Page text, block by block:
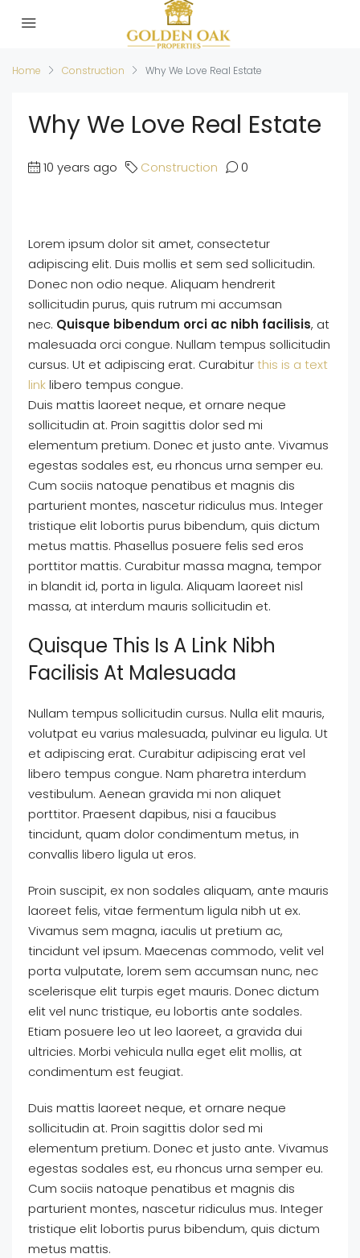
Home Construction Why We Love Real Estate
Why We Love Real Estate
10 years ago Construction 0
Lorem ipsum dolor sit amet, consectetur
adipiscing elit. Duis mollis et sem sed sollicitudin.
Donec non odio neque. Aliquam hendrerit
sollicitudin purus, quis rutrum mi accumsan
nec. Quisque bibendum orci ac nibh facilisis, at
malesuada orci congue. Nullam tempus sollicitudin
cursus. Ut et adipiscing erat. Curabiturthis is a text
linklibero tempus congue.
Duis mattis laoreet neque, et ornare neque
sollicitudin at. Proin sagittis dolor sed mi
elementum pretium. Donec et justo ante. Vivamus
egestas sodales est, eu rhoncus urna semper eu.
Cum sociis natoque penatibus et magnis dis
parturient montes, nascetur ridiculus mus. Integer
tristique elit lobortis purus bibendum, quis dictum
metus mattis. Phasellus posuere felis sed eros
porttitor mattis. Curabitur massa magna, tempor
in blandit id, porta in ligula. Aliquam laoreet nisl
massa, at interdum mauris sollicitudin et.
Quisque This Is A Link Nibh
Facilisis At Malesuada
Nullam tempus sollicitudin cursus. Nulla elit mauris,
volutpat eu varius malesuada, pulvinar eu ligula. Ut
et adipiscing erat. Curabitur adipiscing erat vel
libero tempus congue. Nam pharetra interdum
vestibulum. Aenean gravida mi non aliquet
porttitor. Praesent dapibus, nisi a faucibus
tincidunt, quam dolor condimentum metus, in
convallis libero ligula ut eros.
Proin suscipit, ex non sodales aliquam, ante mauris
laoreet felis, vitae fermentum ligula nibh ut ex.
Vivamus sem magna, iaculis ut pretium ac,
tincidunt vel ipsum. Maecenas commodo, velit vel
porta vulputate, lorem sem accumsan nunc, nec
scelerisque elit turpis eget mauris. Donec dictum
elit vel nunc tristique, eu lobortis ante sodales.
Etiam posuere leo ut leo laoreet, a gravida dui
ultricies. Morbi vehicula nulla eget elit mollis, at
condimentum est feugiat.
Duis mattis laoreet neque, et ornare neque
sollicitudin at. Proin sagittis dolor sed mi
elementum pretium. Donec et justo ante. Vivamus
egestas sodales est, eu rhoncus urna semper eu.
Cum sociis natoque penatibus et magnis dis
parturient montes, nascetur ridiculus mus. Integer
tristique elit lobortis purus bibendum, quis dictum
metus mattis.